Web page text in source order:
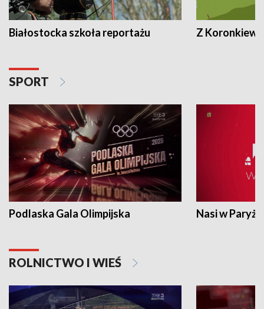
Białostocka szkoła reportażu Z
SPORT
Podlaska Gala Olimpijska Nasi w Paryżu
ROLNICTWO I WIEŚ